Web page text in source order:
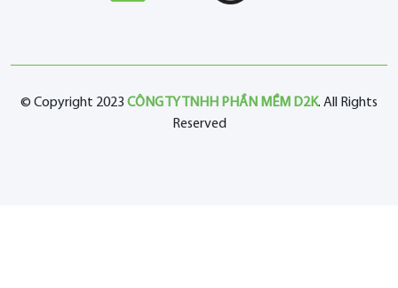
© Copyright 2023 CÔNG TY TNHH PHẦN MỀM D2K. All Rights
Reserved